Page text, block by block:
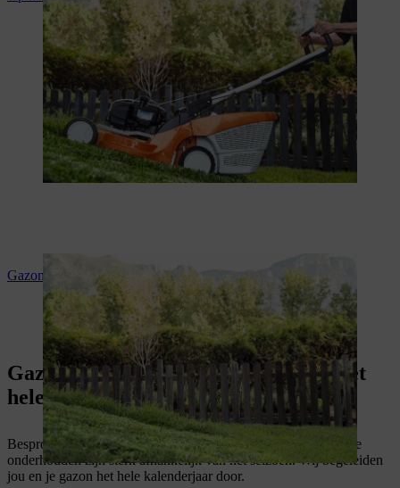
Gazon egaliseren
Gazonkalender: correct onderhoud het
hele jaar door
Besproeiing, bemesting en andere maatregelen om het gazon te
onderhouden zijn sterk afhankelijk van het seizoen. Wij begeleiden
jou en je gazon het hele kalenderjaar door.